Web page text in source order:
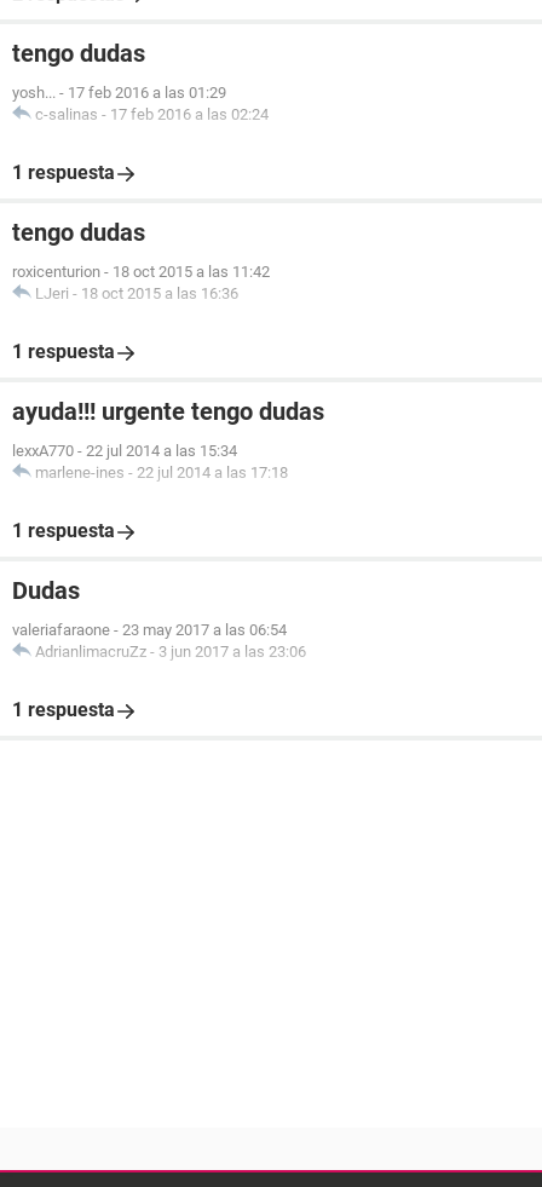
tengo dudas
yosh... - 17 feb 2016 a las 01:29
c-salinas - 17 feb 2016 a las 02:24
1 respuesta
tengo dudas
roxicenturion - 18 oct 2015 a las 11:42
LJeri - 18 oct 2015 a las 16:36
1 respuesta
ayuda!!! urgente tengo dudas
lexxA770 - 22 jul 2014 a las 15:34
marlene-ines - 22 jul 2014 a las 17:18
1 respuesta
Dudas
valeriafaraone - 23 may 2017 a las 06:54
AdrianlimacruZz - 3 jun 2017 a las 23:06
1 respuesta